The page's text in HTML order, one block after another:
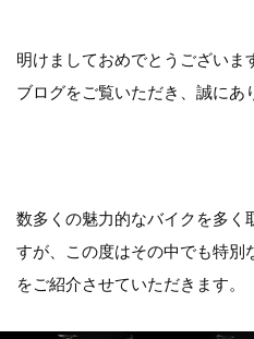
明けましておめでとうござい
ブログをご覧いただき、誠にあ
数多くの魅力的なバイクを多く
すが、この度はその中でも特別
をご紹介させていただきます。